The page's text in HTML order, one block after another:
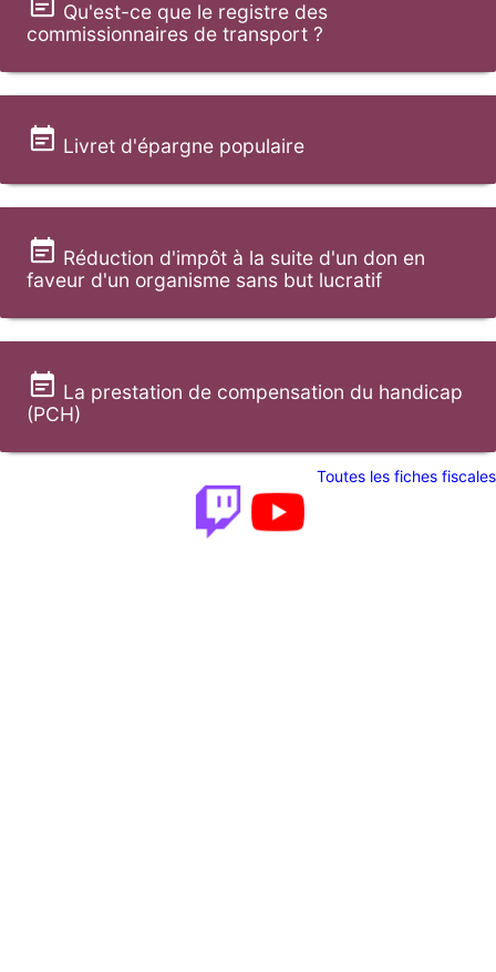
Qu'est-ce que le registre des
commissionnaires de transport ?
Livret d'épargne populaire
Réduction d'impôt à la suite d'un don en
faveur d'un organisme sans but lucratif
La prestation de compensation du handicap
(PCH)
Toutes les fiches fiscales